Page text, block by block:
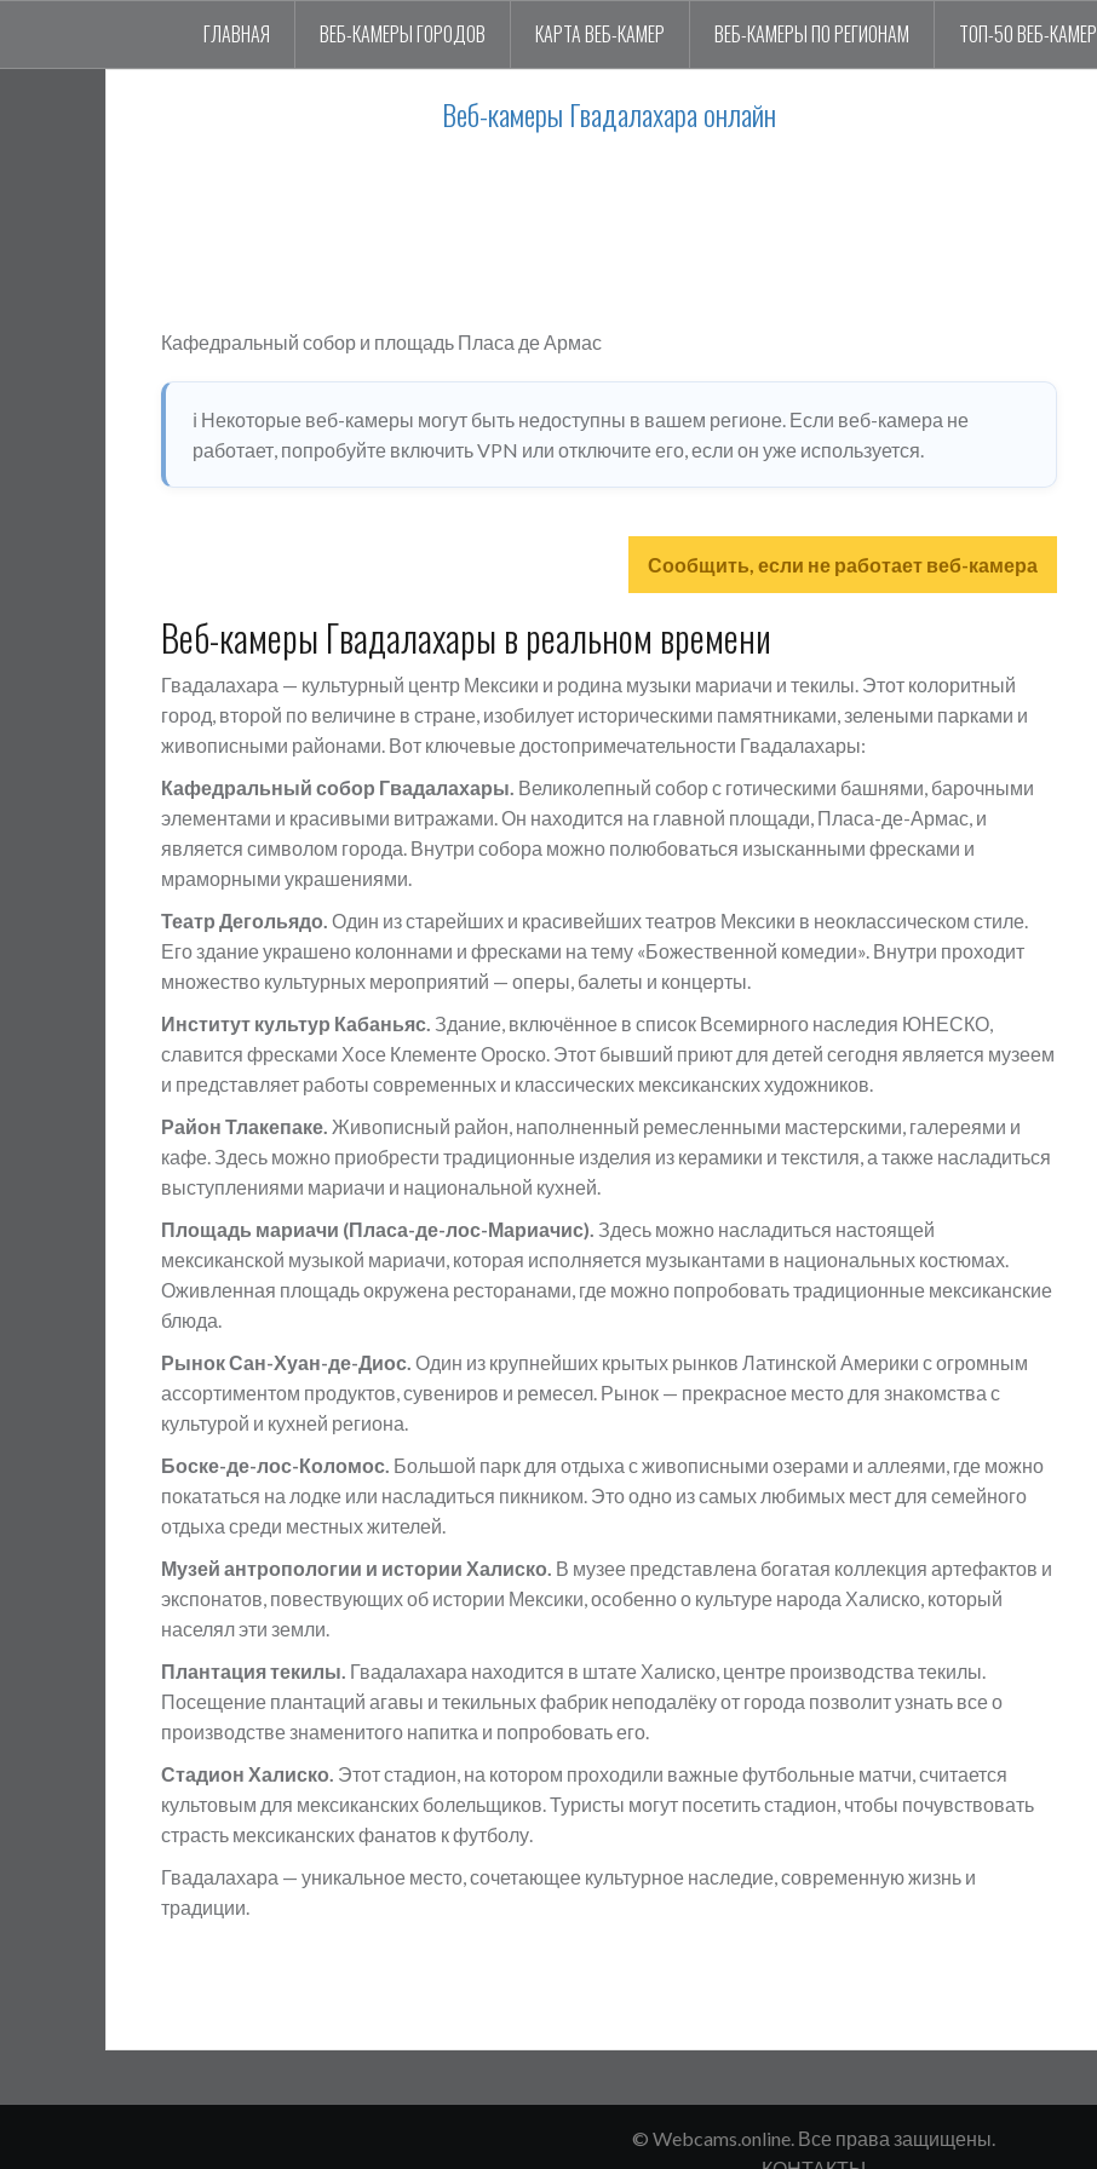
ГЛАВНАЯ ВЕБ-КАМЕРЫ ГОРОДОВ КАРТА ВЕБ-КАМЕР ВЕБ-КАМЕРЫ ПО РЕГИОНАМ ТОП-50 ВЕБ-КАМЕР
Веб-камеры Гвадалахара онлайн
Кафедральный собор и площадь Пласа де Армас
ℹ️ Некоторые веб-камеры могут быть недоступны в вашем регионе. Если веб-камера не
работает, попробуйте включить VPN или отключите его, если он уже используется.
Сообщить, если не работает веб-камера
Веб-камеры Гвадалахары в реальном времени
Гвадалахара — культурный центр Мексики и родина музыки мариачи и текилы. Этот колоритный
город, второй по величине в стране, изобилует историческими памятниками, зелеными парками и
живописными районами. Вот ключевые достопримечательности Гвадалахары:
Кафедральный собор Гвадалахары. Великолепный собор с готическими башнями, барочными
элементами и красивыми витражами. Он находится на главной площади, Пласа-де-Армас, и
является символом города. Внутри собора можно полюбоваться изысканными фресками и
мраморными украшениями.
Театр Дегольядо. Один из старейших и красивейших театров Мексики в неоклассическом стиле.
Его здание украшено колоннами и фресками на тему «Божественной комедии». Внутри проходит
множество культурных мероприятий — оперы, балеты и концерты.
Институт культур Кабаньяс. Здание, включённое в список Всемирного наследия ЮНЕСКО,
славится фресками Хосе Клементе Ороско. Этот бывший приют для детей сегодня является музеем
и представляет работы современных и классических мексиканских художников.
Район Тлакепаке. Живописный район, наполненный ремесленными мастерскими, галереями и
кафе. Здесь можно приобрести традиционные изделия из керамики и текстиля, а также насладиться
выступлениями мариачи и национальной кухней.
Площадь мариачи (Пласа-де-лос-Мариачис). Здесь можно насладиться настоящей
мексиканской музыкой мариачи, которая исполняется музыкантами в национальных костюмах.
Оживленная площадь окружена ресторанами, где можно попробовать традиционные мексиканские
блюда.
Рынок Сан-Хуан-де-Диос. Один из крупнейших крытых рынков Латинской Америки с огромным
ассортиментом продуктов, сувениров и ремесел. Рынок — прекрасное место для знакомства с
культурой и кухней региона.
Боске-де-лос-Коломос. Большой парк для отдыха с живописными озерами и аллеями, где можно
покататься на лодке или насладиться пикником. Это одно из самых любимых мест для семейного
отдыха среди местных жителей.
Музей антропологии и истории Халиско. В музее представлена богатая коллекция артефактов и
экспонатов, повествующих об истории Мексики, особенно о культуре народа Халиско, который
населял эти земли.
Плантация текилы. Гвадалахара находится в штате Халиско, центре производства текилы.
Посещение плантаций агавы и текильных фабрик неподалёку от города позволит узнать все о
производстве знаменитого напитка и попробовать его.
Стадион Халиско. Этот стадион, на котором проходили важные футбольные матчи, считается
культовым для мексиканских болельщиков. Туристы могут посетить стадион, чтобы почувствовать
страсть мексиканских фанатов к футболу.
Гвадалахара — уникальное место, сочетающее культурное наследие, современную жизнь и
традиции.
© Webcams.online. Все права защищены.